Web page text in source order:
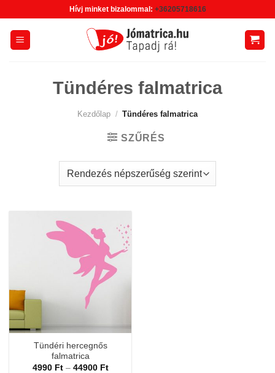
content
Hívj minket bizalommal: +36205718616
Tündéres falmatrica
Kezdőlap / Tündéres falmatrica
SZŰRÉS
Tündéri hercegnős
falmatrica
4990 Ft – 44900 FtÁrtartomány: